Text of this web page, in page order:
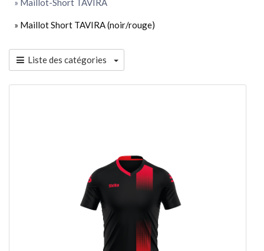
» Maillot-Short TAVIRA
» Maillot Short TAVIRA (noir/rouge)
Liste des catégories